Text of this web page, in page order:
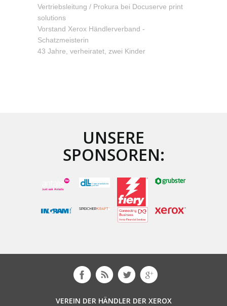
Vertriebsleitung / Prokura bei Docuserve print
solutions
Vorstand Xerox Händlerverband -
Schatzmeisterin
43 Jahre, verheiratet, zwei Kinder
UNSERE
SPONSOREN:
VEREIN DER HÄNDLER DER XEROX